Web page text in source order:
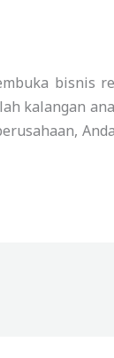
bisnis
kalangan